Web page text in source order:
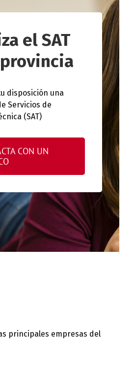
el SAT
disposición una
Servicios de
(SAT)
CON UN
principales empresas del